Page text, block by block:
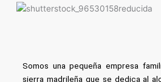
Somos una pequeña empresa
sierra madrileña que se dedica al